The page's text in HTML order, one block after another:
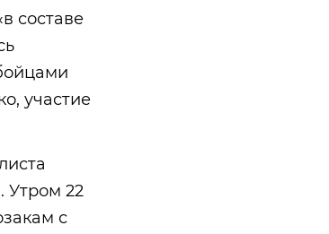
составе
участие
Утром 22
с